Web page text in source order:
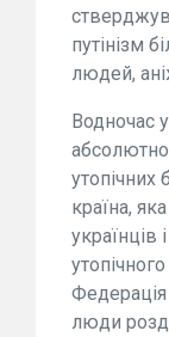
путінізм
людей,
Водночас у
абсолютно
утопічних
країна,
українців
Федерація
люди